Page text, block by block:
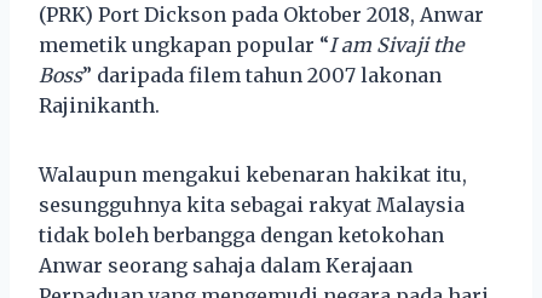
(PRK) Port Dickson pada Oktober 2018, Anwar
memetik ungkapan popular “I am Sivaji the
Boss” daripada filem tahun 2007 lakonan
Rajinikanth.
Walaupun mengakui kebenaran hakikat itu,
sesungguhnya kita sebagai rakyat Malaysia
tidak boleh berbangga dengan ketokohan
Anwar seorang sahaja dalam Kerajaan